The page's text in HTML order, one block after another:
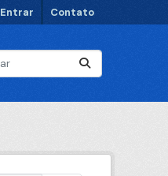
Entrar Contato